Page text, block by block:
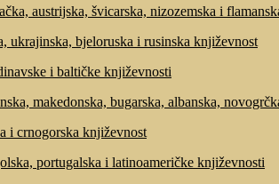
austrijska, švicarska, nizozemska i
ukrajinska, bjeloruska i rusinska književnost
i baltičke književnosti
makedonska, bugarska, albanska,
i crnogorska književnost
portugalska i latinoameričke književnosti